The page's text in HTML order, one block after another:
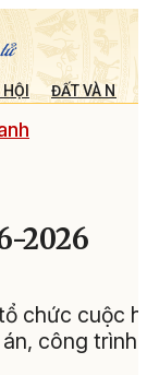
HỘI ĐẤT VÀ
2026
chức cuộc
công trình